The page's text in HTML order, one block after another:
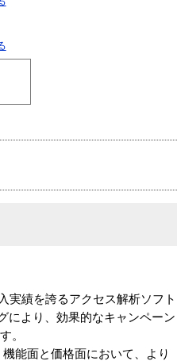
実績を誇るアクセス解析ソフト
により、効果的なキャンペーン
。
能面と価格面において、より